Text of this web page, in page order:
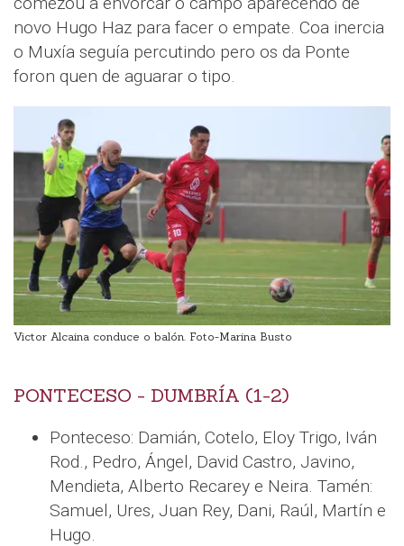
novo Hugo Haz para facer o empate. Coa inercia
o Muxía seguía percutindo pero os da Ponte
foron quen de aguarar o tipo.
Victor Alcaina conduce o balón. Foto-Marina Busto
PONTECESO - DUMBRÍA (1-2)
Ponteceso: Damián, Cotelo, Eloy Trigo, Iván
Rod., Pedro, Ángel, David Castro, Javino,
Mendieta, Alberto Recarey e Neira. Tamén:
Samuel, Ures, Juan Rey, Dani, Raúl, Martín e
Hugo.